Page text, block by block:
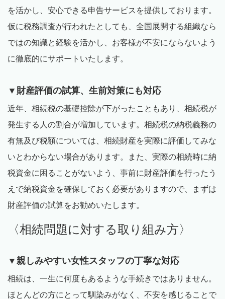
を活かし、安心できる申告サービスを提供しております。
仮に税務調査が行われたとしても、全国展開する組織なら
ではの知識と経験を活かし、お客様が不安にならないよう
に徹底的にサポートいたします。
▼財産評価の試算、生前対策にも対応
近年、相続税の基礎控除が下がったこともあり、相続税が
発生する人の割合が増加しています。相続税の納税義務の
有無及び税額については、相続財産を実際に評価してみな
いとわからない場合があります。また、実際の相続時に納
税資金に困ることがないよう、事前に財産評価を行ったう
えで納税資金を確保しておく必要がありますので、まずは
財産評価の試算をお勧めいたします。
〈相続問題に対する取り組み方〉
▼親しみやすい女性スタッフの丁寧な対応
相続は、一生に何度もあるような手続きではありません。
ほとんどの方にとって馴染みがなく、不安を感じることで